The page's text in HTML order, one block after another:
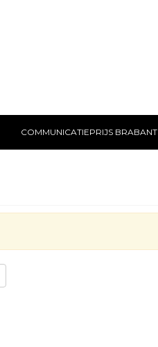
COMMUNICATIEPRIJS BRABANT